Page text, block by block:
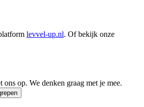
levvel-up.nl. Of bekijk onze
ons op. We denken graag met je mee.